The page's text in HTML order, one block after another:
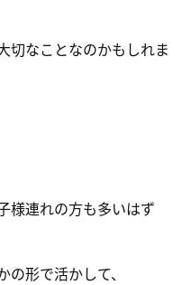
切なことなのかもしれま
様連れの方も多いはず
形で活かして、